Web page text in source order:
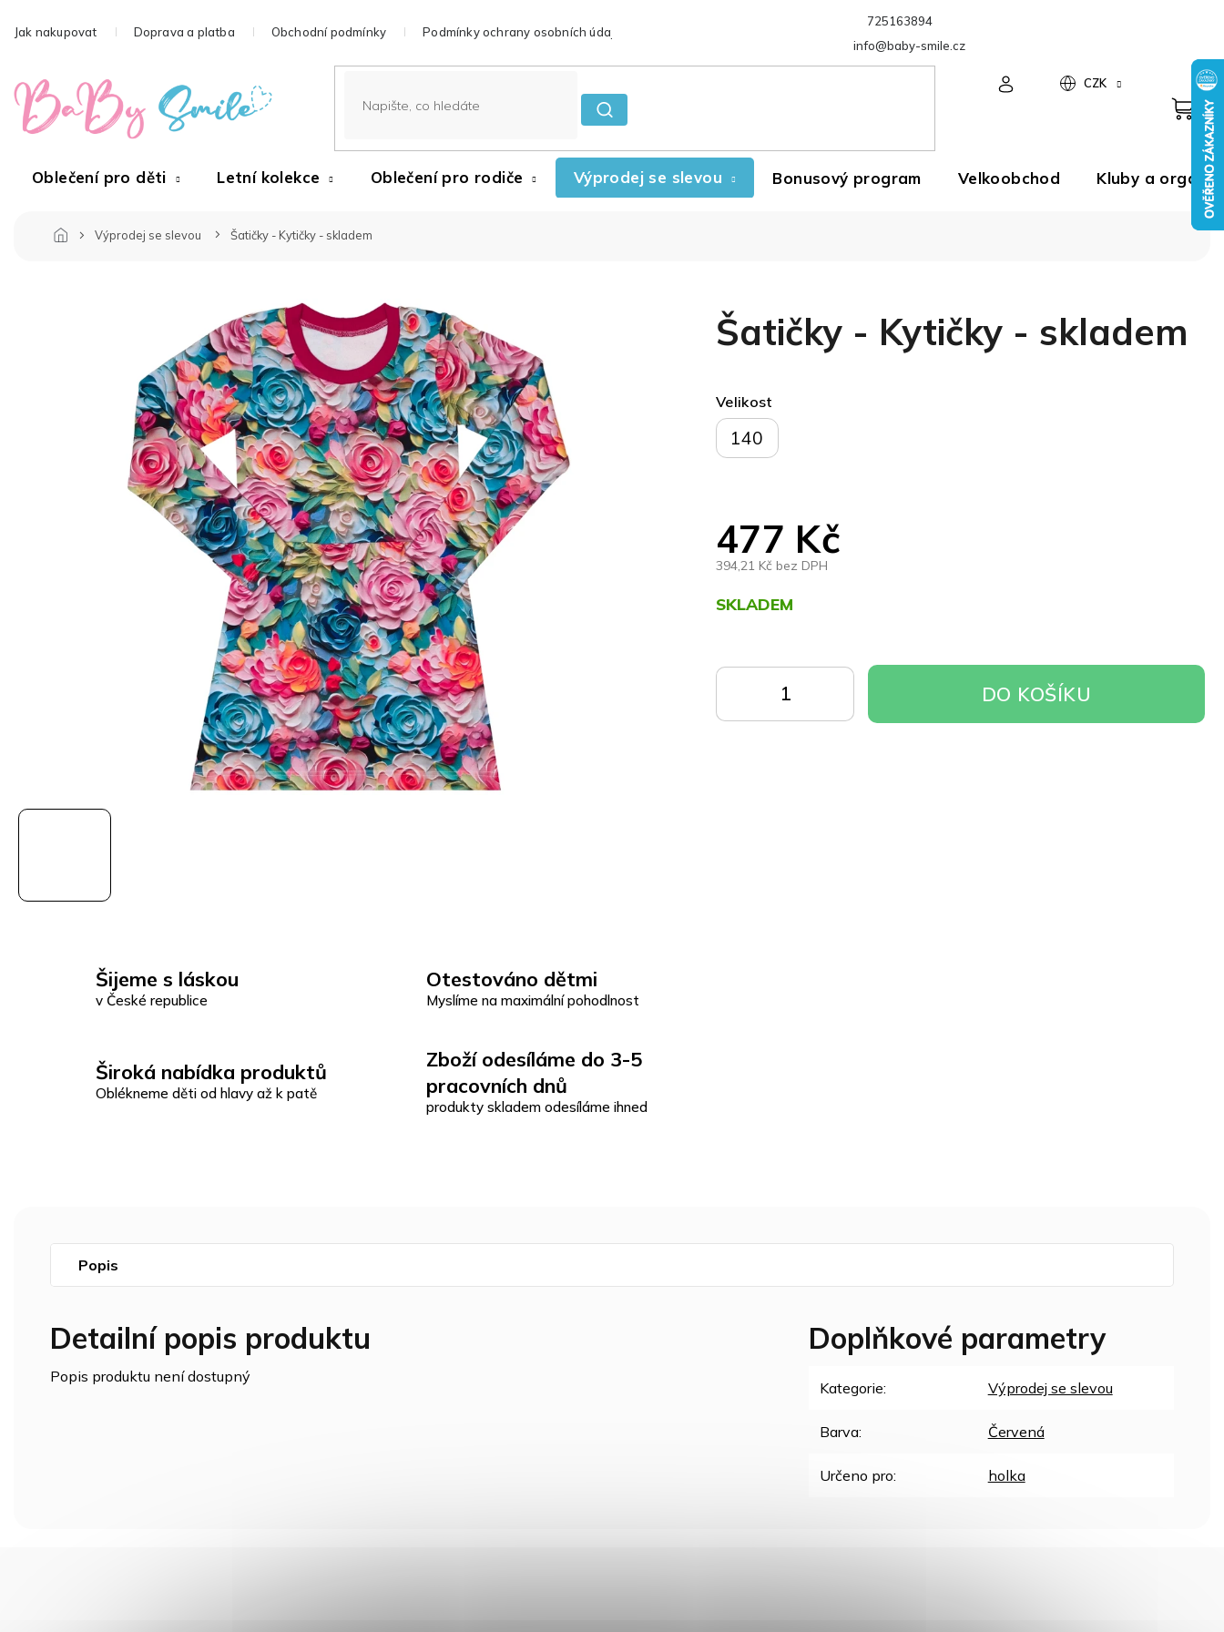
na
725163894
info@baby-smile.cz
Jak nakupovat Doprava a platba Obchodní podmínky Podmínky ochrany osobních údajů
CZK
Oblečení pro děti Letní kolekce Oblečení pro rodiče Výprodej se slevou Bonusový program Velkoobchod Kluby a
Výprodej se slevou Šatičky - Kytičky - skladem
Šijeme s láskou
v České republice
Otestováno dětmi
Myslíme na maximální pohodlnost
Široká nabídka produktů
Oblékneme děti od hlavy až k patě
Zboží odesíláme do 3-5
pracovních dnů
produkty skladem odesíláme ihned
Šatičky - Kytičky - skladem
477 Kč
394,21 Kč bez DPH
SKLADEM
Velikost
140
DO KOŠÍKU
Popis
Detailní popis produktu
Popis produktu není dostupný
Doplňkové parametry
Kategorie: Výprodej se slevou
Barva: Červená
Určeno pro: holka